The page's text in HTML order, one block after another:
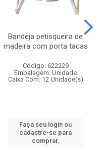
Bandeja petisqueira de
madeira com porta tacas
Código: 622229
Embalagem: Unidade
Caixa Com: 12 Unidade(s)
Faça seu login ou
cadastre-se para
comprar.